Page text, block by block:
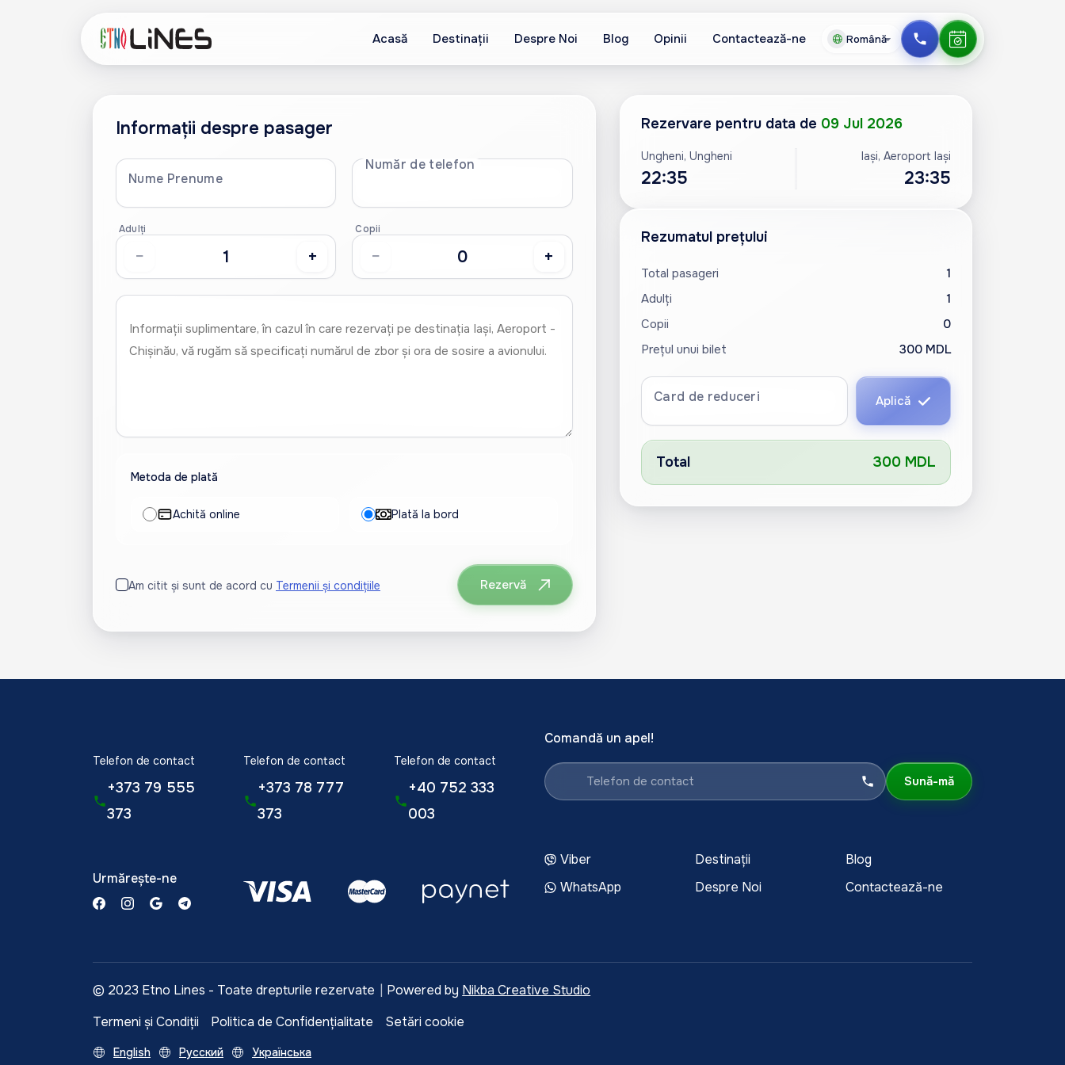
Acasă Destinații Despre Noi Blog Opinii Contactează-ne Română
RU Русский
Українська
Informații despre pasager
Nume Prenume
Număr de telefon
Adulți
− +
Copii
− +
Metoda de plată
Achită online Plată la bord
Am citit și sunt de acord cu Termenii și condițiile Rezervă
Rezervare pentru data de 09 Jul 2026
Ungheni, Ungheni
22:35
Iași, Aeroport Iași
23:35
Rezumatul prețului
Total pasageri
1
Adulți
1
Copii
0
Prețul unui bilet
300 MDL
Card de reduceri Aplică
Total 300 MDL
Telefon de contact
+373 79 555
373
Telefon de contact
+373 78 777
373
Telefon de contact
+40 752 333
003
Urmărește-ne
Comandă un apel!
Sună-mă
Viber
WhatsApp
Destinații
Despre Noi
Blog
Contactează-ne
© 2023 Etno Lines - Toate drepturile rezervate Powered by Nikba Creative Studio
Termeni și Condiții
Politica de Confidențialitate Setări cookie
English Русский Українська